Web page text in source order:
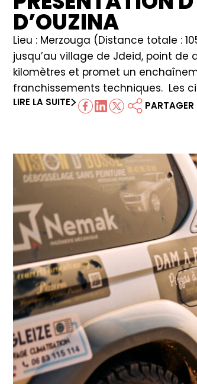
D’OUZINA
Lieu : Merzouga (Distance totale :
jusqu’au village de Jdeid, point de
kilomètres et promet un
franchissements techniques. Les
LIRE LA SUITE PARTAGER